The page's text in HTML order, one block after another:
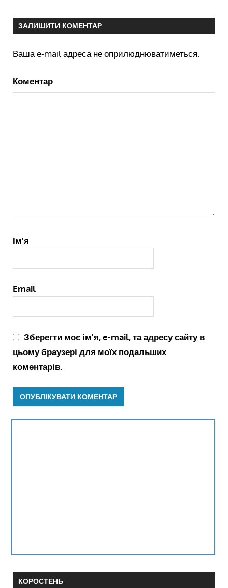
ЗАЛИШИТИ КОМЕНТАР
Ваша e-mail адреса не оприлюднюватиметься.
Коментар
Ім'я
Email
Зберегти моє ім'я, e-mail, та адресу сайту в
цьому браузері для моїх подальших
коментарів.
КОРОСТЕНЬ